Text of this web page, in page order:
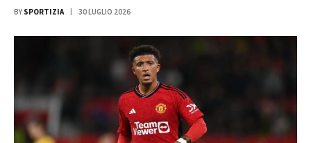
BY SPORTIZIA 30 LUGLIO 2026